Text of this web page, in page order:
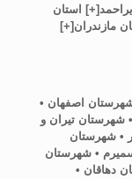
[
+
]
استان
مازندران [
+
]
اصفهان •
شهرستان تیران و
• شهرستان
• شهرستان
دهاقان •